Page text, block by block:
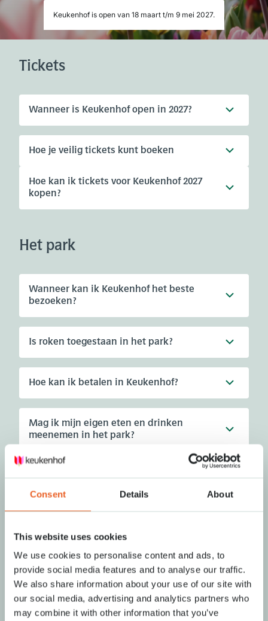
Consent Details About
This website uses cookies
We use cookies to personalise content and ads, to
provide social media features and to analyse our traffic.
We also share information about your use of our site with
our social media, advertising and analytics partners who
may combine it with other information that you’ve
Keukenhof is open van 18 maart t/m 9 mei 2027.
Tickets
Wanneer is Keukenhof open in 2027?
Hoe je veilig tickets kunt boeken
Hoe kan ik tickets voor Keukenhof 2027
kopen?
Het park
Wanneer kan ik Keukenhof het beste
bezoeken?
Is roken toegestaan in het park?
Hoe kan ik betalen in Keukenhof?
Mag ik mijn eigen eten en drinken
meenemen in het park?
Mag ik mijn hond meenemen naar
Mag ik door bloembollenvelden lopen?
Mag ik een drone gebruiken in het park?